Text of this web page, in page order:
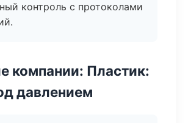
контроль с протоколами
компании: Пластик:
давлением